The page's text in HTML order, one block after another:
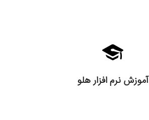
آموزش نرم افزار هلو